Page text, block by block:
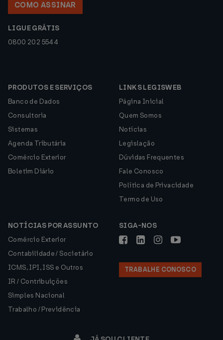
COMO ASSINAR
LIGUE GRÁTIS
0800 202 5544
PRODUTOS E SERVIÇOS
Banco de Dados
Consultoria
Sistemas
Agenda Tributária
Comércio Exterior
Boletim Diário
LINKS LEGISWEB
Página Inicial
Quem Somos
Notícias
Legislação
Dúvidas Frequentes
Fale Conosco
Política de Privacidade
Termo de Uso
NOTÍCIAS POR ASSUNTO
Comércio Exterior
Contabilidade / Societário
ICMS, IPI, ISS e Outros
IR / Contribuições
Simples Nacional
Trabalho / Previdência
SIGA-NOS
TRABALHE CONOSCO